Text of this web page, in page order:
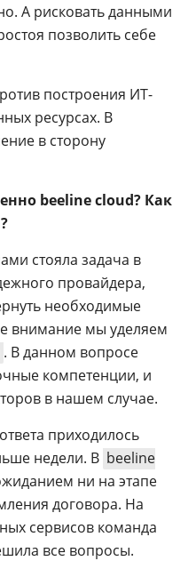
А рисковать данными
позволить себе
построения ИТ-
ресурсах. В
в сторону
beeline cloud? Как
стояла задача в
провайдера,
необходимые
внимание мы уделяем
. В данном вопросе
компетенции, и
в нашем случае.
приходилось
недели. В beeline
ни на этапе
договора. На
сервисов команда
все вопросы.